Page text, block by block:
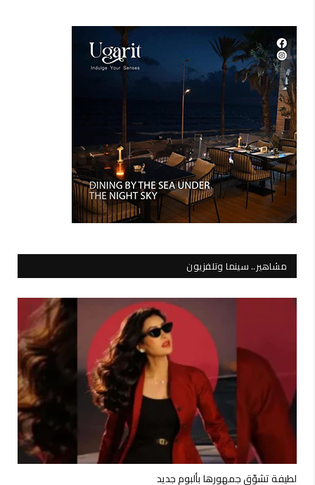
مشاهير.. سينما وتلفزيون
لطيفة تشوّق جمهورها بألبوم جديد